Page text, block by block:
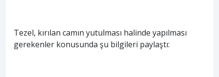
Tezel, kırılan camın yutulması halinde yapılması
gerekenler konusunda şu bilgileri paylaştı: